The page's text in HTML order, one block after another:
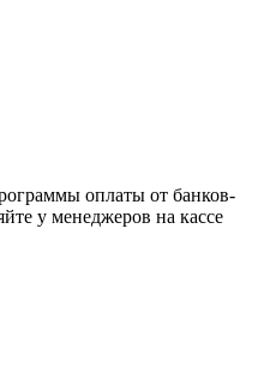
оплаты от банков-
у менеджеров на кассе